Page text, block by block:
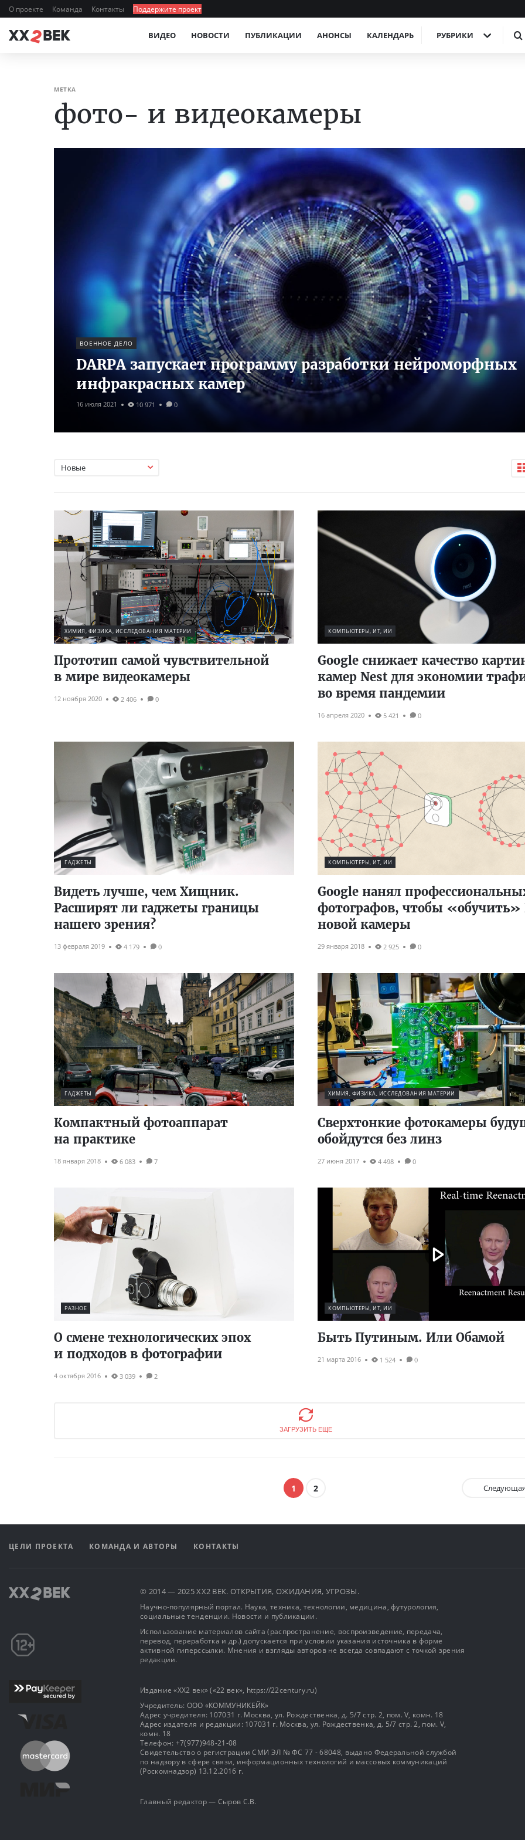
О проекте Команда Контакты Поддержите проект
ВИДЕО НОВОСТИ ПУБЛИКАЦИИ АНОНСЫ КАЛЕНДАРЬ РУБРИКИ
МЕТКА
фото- и видеокамеры
ВОЕННОЕ ДЕЛО
DARPA запускает программу разработки нейроморфных
инфракрасных камер
16 июля 2021 10 971 0
Новые
ХИМИЯ, ФИЗИКА, ИССЛЕДОВАНИЯ МАТЕРИИ
Прототип самой чувствительной
в мире видеокамеры
12 ноября 2020 2 406 0
КОМПЬЮТЕРЫ, ИТ, ИИ
Google снижает качество
камер Nest для экономии
во время пандемии
16 апреля 2020 5 421 0
ГАДЖЕТЫ
Видеть лучше, чем Хищник.
Расширят ли гаджеты границы
нашего зрения?
13 февраля 2019 4 179 0
КОМПЬЮТЕРЫ, ИТ, ИИ
Google нанял
фотографов, чтобы
новой камеры
29 января 2018 2 925 0
ГАДЖЕТЫ
Компактный фотоаппарат
на практике
18 января 2018 6 083 7
ХИМИЯ, ФИЗИКА, ИССЛЕДОВАНИЯ МАТЕРИИ
Сверхтонкие фотокамеры
обойдутся без линз
27 июня 2017 4 498 0
РАЗНОЕ
О смене технологических эпох
и подходов в фотографии
4 октября 2016 3 039 2
КОМПЬЮТЕРЫ, ИТ, ИИ
Быть Путиным. Или Обамой
21 марта 2016 1 524 0
ЗАГРУЗИТЬ ЕЩЕ
1 2
ЦЕЛИ ПРОЕКТА КОМАНДА И АВТОРЫ КОНТАКТЫ
© 2014 — 2025 XX2 ВЕК. ОТКРЫТИЯ, ОЖИДАНИЯ, УГРОЗЫ.
Научно-популярный портал. Наука, техника, технологии, медицина, футурология,
социальные тенденции. Новости и публикации.
Использование материалов сайта (распространение, воспроизведение, передача,
перевод, переработка и др.) допускается при условии указания источника в форме
активной гиперссылки. Мнения и взгляды авторов не всегда совпадают с точкой зрения
редакции.
Издание «XX2 век» («22 век», https://22century.ru)
Учредитель: OOO «КОММУНИКЕЙК»
Адрес учредителя: 107031 г. Москва, ул. Рождественка, д. 5/7 стр. 2, пом. V, комн. 18
Адрес издателя и редакции: 107031 г. Москва, ул. Рождественка, д. 5/7 стр. 2, пом. V,
комн. 18
Телефон: +7(977)948-21-08
Свидетельство о регистрации СМИ ЭЛ № ФС 77 - 68048, выдано Федеральной службой
по надзору в сфере связи, информационных технологий и массовых коммуникаций
(Роскомнадзор) 13.12.2016 г.
Главный редактор — Сыров С.В.